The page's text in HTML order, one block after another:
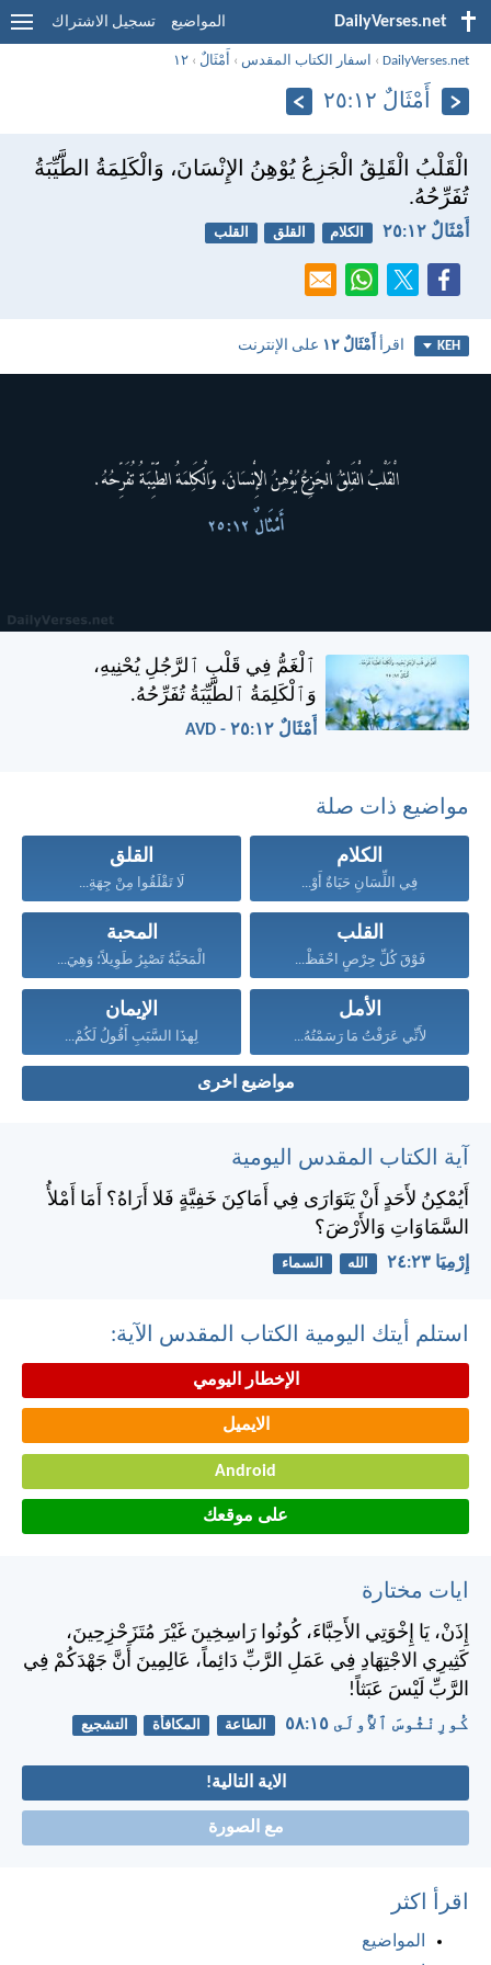
DailyVerses.net المواضيع تسجيل الاشتراك
DailyVerses.net
› اسفار الكتاب المقدس › أَمْثَالٌ ›١٢
أَمْثَالٌ ١٢:‏٢٥
الْقَلْبُ الْقَلِقُ الْجَزِعُ يُوْهِنُ الإِنْسَانَ، وَالْكَلِمَةُ الطَّيِّبَةُ
تُفَرِّحُهُ.
أَمْثَالٌ ١٢:‏٢٥ الكلام القلق القلب
KEH اقرأأَمْثَالٌ ١٢ على الإنترنت
ٱلْغَمُّ فِي قَلْبِ ٱلرَّجُلِ يُحْنِيهِ،
وَٱلْكَلِمَةُ ٱلطَّيِّبَةُ تُفَرِّحُهُ.
أَمْثَالٌ ١٢:‏٢٥ - AVD
مواضيع ذات صلة
الكلام
فِي اللِّسَانِ حَيَاةٌ أَوْ...
القلق
لَا تَقْلَقُوا مِنْ جِهَةِ...
القلب
فَوْقَ كُلِّ حِرْصٍ احْفَظْ...
المحبة
الْمَحَبَّةُ تَصْبِرُ طَوِيلاً؛ وَهِيَ...
الأمل
لأَنِّي عَرَفْتُ مَا رَسَمْتُهُ...
الإيمان
لِهذَا السَّبَبِ أَقُولُ لَكُمْ...
مواضيع اخرى
آية الكتاب المقدس اليومية
أَيُمْكِنُ لأَحَدٍ أَنْ يَتَوَارَى فِي أَمَاكِنَ خَفِيَّةٍ فَلا أَرَاهُ؟ أَمَا أَمْلأُ
السَّمَاوَاتِ وَالأَرْضَ؟
إِرْمِيَا ٢٣:‏٢٤ الله السماء
استلم أيتك اليومية الكتاب المقدس الآية:
الإخطار اليومي
الايميل
Android
على موقعك
ايات مختارة
إِذَنْ، يَا إِخْوَتِي الأَحِبَّاءَ، كُونُوا رَاسِخِينَ غَيْرَ مُتَزَحْزِحِينَ،
كَثِيرِي الاجْتِهَادِ فِي عَمَلِ الرَّبِّ دَائِماً، عَالِمِينَ أَنَّ جَهْدَكُمْ فِي
الرَّبِّ لَيْسَ عَبَثاً!
كُورِنْثُوسَ ٱلأُولَى ١٥:‏٥٨ الطاعة المكافأة التشجيع
الاية التالية!
مع الصورة
اقرأ اكثر
المواضيع